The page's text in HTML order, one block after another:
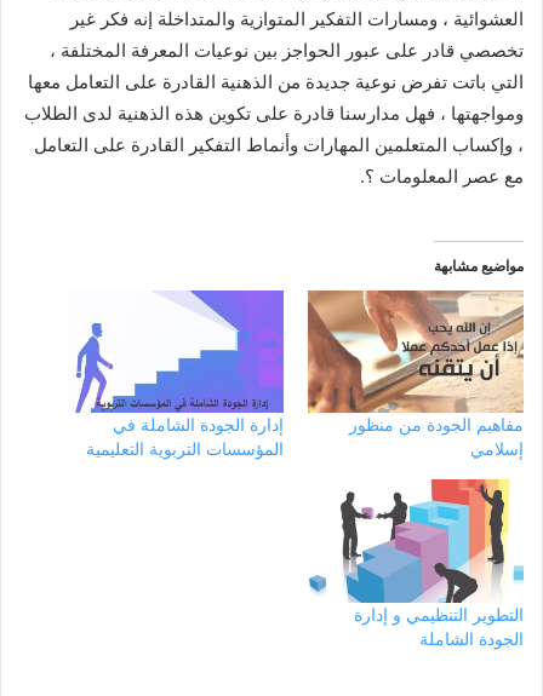
العشوائية ، ومسارات التفكير المتوازية والمتداخلة إنه فكر غير
تخصصي قادر على عبور الحواجز بين نوعيات المعرفة المختلفة ،
التي باتت تفرض نوعية جديدة من الذهنية القادرة على التعامل معها
ومواجهتها ، فهل مدارسنا قادرة على تكوين هذه الذهنية لدى الطلاب
، وإكساب المتعلمين المهارات وأنماط التفكير القادرة على التعامل
مع عصر المعلومات ؟.
مواضيع مشابهة
مفاهيم الجودة من منظور
إسلامي
إدارة الجودة الشاملة في
المؤسسات التربوية التعليمية
التطوير التنظيمي و إدارة
الجودة الشاملة